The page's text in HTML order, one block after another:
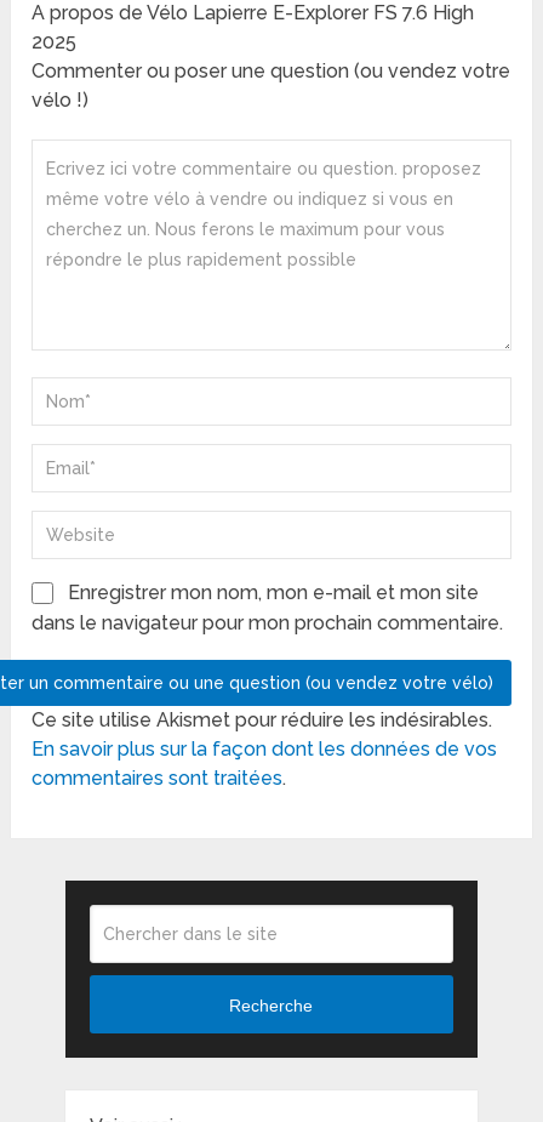
A propos de Vélo Lapierre E-Explorer FS 7.6 High
2025
Commenter ou poser une question (ou vendez votre
vélo !)
Enregistrer mon nom, mon e-mail et mon site
dans le navigateur pour mon prochain commentaire.
Ce site utilise Akismet pour réduire les indésirables.
En savoir plus sur la façon dont les données de vos
commentaires sont traitées.
Recherche